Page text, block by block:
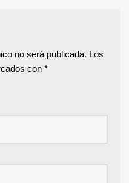
no será publicada. Los
con *